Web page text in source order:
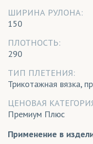
ШИРИНА РУЛОНА:
150
ПЛОТНОСТЬ:
290
ТИП ПЛЕТЕНИЯ:
Трикотажная вязка,
ЦЕНОВАЯ
Премиум Плюс
Применение в